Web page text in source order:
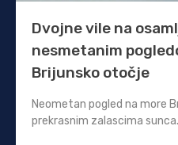
Dvojne vile na
nesmetanim
Brijunsko otočje
Neometan pogled na more
prekrasnim zalascima